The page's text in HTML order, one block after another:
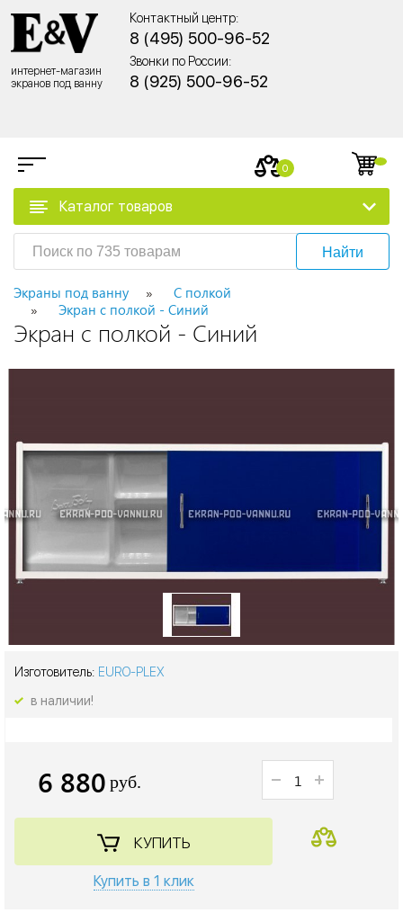
интернет-магазин
экранов под ванну
Контактный центр:
8 (495) 500-96-52
Звонки по России:
8 (925) 500-96-52
0
Каталог товаров
Найти
Экраны под ванну
С полкой
Экран с полкой - Синий
Экран с полкой - Синий
Изготовитель: EURO-PLEX
в наличии!
6 880 руб.
КУПИТЬ
Купить в 1 клик